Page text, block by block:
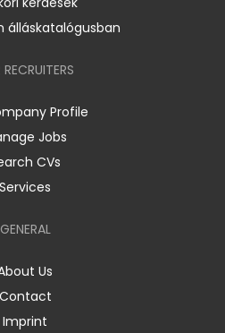
álláskatalógusban
Profile
Jobs
CVs
Services
GENERAL
Us
Contact
Imprint